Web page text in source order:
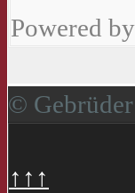
Powered by
©
↑↑↑